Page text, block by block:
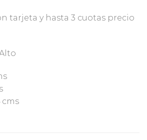
tarjeta y hasta 3 cuotas precio
cms